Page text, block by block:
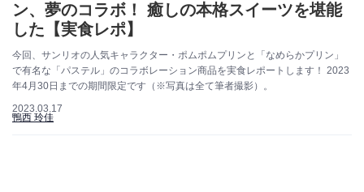
ン、夢のコラボ！ 癒しの本格スイーツを堪能
した【実食レポ】
今回、サンリオの人気キャラクター・ポムポムプリンと「なめらかプリン」
で有名な「パステル」のコラボレーション商品を実食レポートします！ 2023
年4月30日までの期間限定です（※写真は全て筆者撮影）。
2023.03.17
鴨西 玲佳